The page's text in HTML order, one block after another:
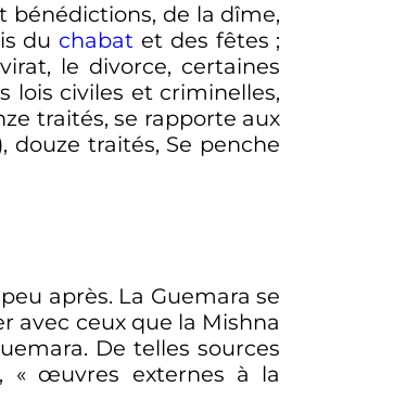
bénédictions, de la dîme,
du chabat et des fêtes ;
le divorce, certaines
lois civiles et criminelles,
traités, se rapporte aux
douze traités, Se penche
après. La Guemara se
avec ceux que la Mishna
De telles sources
« œuvres externes à la